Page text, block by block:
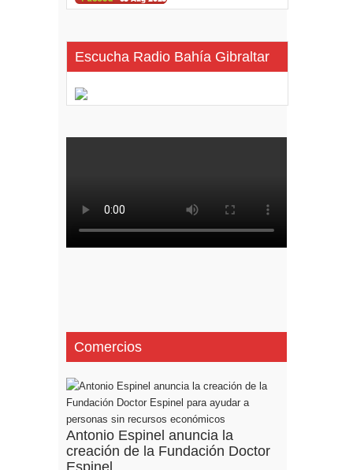
Escucha Radio Bahía Gibraltar
Comercios
Antonio Espinel anuncia la
creación de la Fundación Doctor
Espinel...